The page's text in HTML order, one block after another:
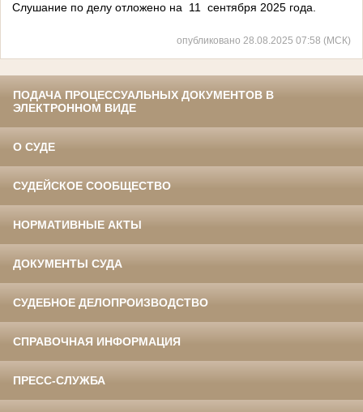
Слушание по делу отложено на 11 сентября 2025 года.
опубликовано 28.08.2025 07:58 (МСК)
ПОДАЧА ПРОЦЕССУАЛЬНЫХ ДОКУМЕНТОВ В
ЭЛЕКТРОННОМ ВИДЕ
О СУДЕ
СУДЕЙСКОЕ СООБЩЕСТВО
НОРМАТИВНЫЕ АКТЫ
ДОКУМЕНТЫ СУДА
СУДЕБНОЕ ДЕЛОПРОИЗВОДСТВО
СПРАВОЧНАЯ ИНФОРМАЦИЯ
ПРЕСС-СЛУЖБА